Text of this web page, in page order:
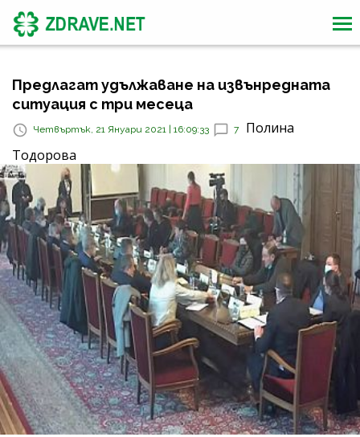
Предлагат удължаване на извънредната
ситуация с три месеца
Четвъртък, 21 Януари 2021 | 16:09:33 7
Полина
Тодорова